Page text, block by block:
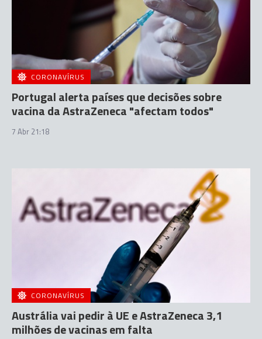
CORONAVÍRUS
Portugal alerta países que decisões sobre
vacina da AstraZeneca "afectam todos"
7 Abr 21:18
CORONAVÍRUS
Austrália vai pedir à UE e AstraZeneca 3,1
milhões de vacinas em falta